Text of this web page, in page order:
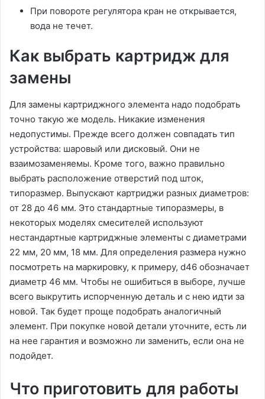
При повороте регулятора кран не открывается,
вода не течет.
Как выбрать картридж для
замены
Для замены картриджного элемента надо подобрать
точно такую же модель. Никакие изменения
недопустимы. Прежде всего должен совпадать тип
устройства: шаровый или дисковый. Они не
взаимозаменяемы. Кроме того, важно правильно
выбрать расположение отверстий под шток,
типоразмер. Выпускают картриджи разных диаметров:
от 28 до 46 мм. Это стандартные типоразмеры, в
некоторых моделях смесителей используют
нестандартные картриджные элементы с диаметрами
22 мм, 20 мм, 18 мм. Для определения размера нужно
посмотреть на маркировку, к примеру, d46 обозначает
диаметр 46 мм. Чтобы не ошибиться в выборе, лучше
всего выкрутить испорченную деталь и с нею идти за
новой. Так будет проще подобрать аналогичный
элемент. При покупке новой детали уточните, есть ли
на нее гарантия и возможно ли заменить, если она не
подойдет.
Что приготовить для работы